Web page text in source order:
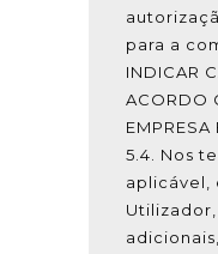
para a
INDICAR
ACORDO
EMPRESA
5.4. Nos
aplicável,